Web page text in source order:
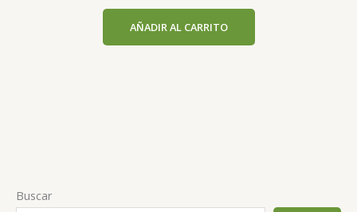
Buscar
AÑADIR AL CARRITO